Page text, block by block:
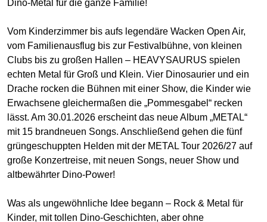
Dino-Metal für die ganze Familie!
Vom Kinderzimmer bis aufs legendäre Wacken Open Air,
vom Familienausflug bis zur Festivalbühne, von kleinen
Clubs bis zu großen Hallen – HEAVYSAURUS spielen
echten Metal für Groß und Klein. Vier Dinosaurier und ein
Drache rocken die Bühnen mit einer Show, die Kinder wie
Erwachsene gleichermaßen die „Pommesgabel“ recken
lässt. Am 30.01.2026 erscheint das neue Album „METAL“
mit 15 brandneuen Songs. Anschließend gehen die fünf
grüngeschuppten Helden mit der METAL Tour 2026/27 auf
große Konzertreise, mit neuen Songs, neuer Show und
altbewährter Dino-Power!
Was als ungewöhnliche Idee begann – Rock & Metal für
Kinder, mit tollen Dino-Geschichten, aber ohne